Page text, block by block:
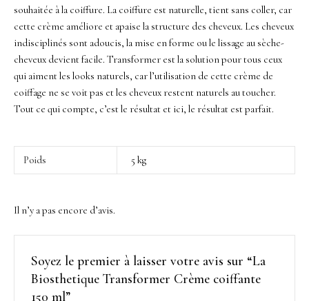
souhaitée à la coiffure. La coiffure est naturelle, tient sans coller, car
cette crème améliore et apaise la structure des cheveux. Les cheveux
indisciplinés sont adoucis, la mise en forme ou le lissage au sèche-
cheveux devient facile. Transformer est la solution pour tous ceux
qui aiment les looks naturels, car l’utilisation de cette crème de
coiffage ne se voit pas et les cheveux restent naturels au toucher.
Tout ce qui compte, c’est le résultat et ici, le résultat est parfait.
Poids 5 kg
Il n’y a pas encore d’avis.
Soyez le premier à laisser votre avis sur “La
Biosthetique Transformer Crème coiffante
150 ml”